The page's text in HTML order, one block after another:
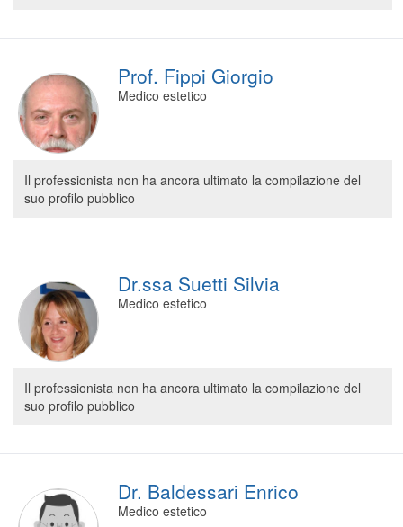
Prof. Fippi Giorgio
Medico estetico
Il professionista non ha ancora ultimato la compilazione del
suo profilo pubblico
Dr.ssa Suetti Silvia
Medico estetico
Il professionista non ha ancora ultimato la compilazione del
suo profilo pubblico
Dr. Baldessari Enrico
Medico estetico